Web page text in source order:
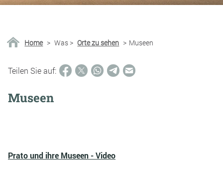
Home > Was > Orte zu sehen > Museen
Teilen Sie auf:
Museen
Prato und ihre Museen - Video